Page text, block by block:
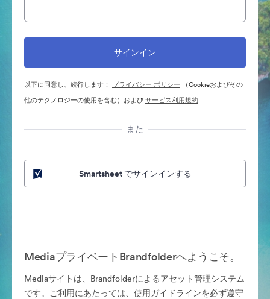
以下に同意し、続行します： プライバシー ポリシー （Cookieおよびその
他のテクノロジーの使用を含む）およびサービス利用規約
また
Smartsheet でサインインする
MediaプライベートBrandfolderへようこそ。
Mediaサイトは、Brandfolderによるアセット管理システム
です。ご利用にあたっては、使用ガイドラインを必ず遵守